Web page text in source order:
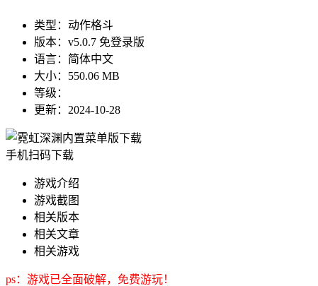
类型： 动作格斗
版本： v5.0.7 免登录版
语言： 简体中文
大小： 550.06 MB
等级：
更新： 2024-10-28
手机扫码下载
游戏介绍
游戏截图
相关版本
相关文章
相关游戏
ps：游戏已全面破解，免费游玩！